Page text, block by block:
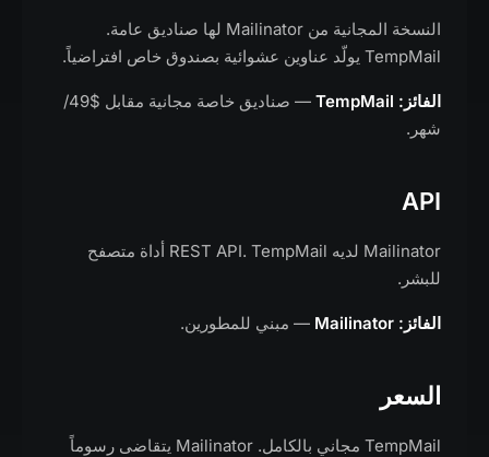
النسخة المجانية من Mailinator لها صناديق عامة.
TempMail يولّد عناوين عشوائية بصندوق خاص افتراضياً.
الفائز: TempMail
— صناديق خاصة مجانية مقابل $49/
شهر.
API
Mailinator لديه REST API. TempMail أداة متصفح
للبشر.
الفائز: Mailinator — مبني للمطورين.
السعر
TempMail مجاني بالكامل. Mailinator يتقاضى رسوماً